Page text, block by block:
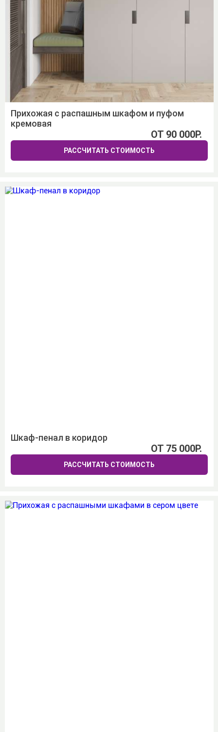
Прихожая с распашным шкафом и пуфом
кремовая
ОТ 90 000Р.
РАССЧИТАТЬ СТОИМОСТЬ
Шкаф-пенал в коридор
ОТ 75 000Р.
РАССЧИТАТЬ СТОИМОСТЬ